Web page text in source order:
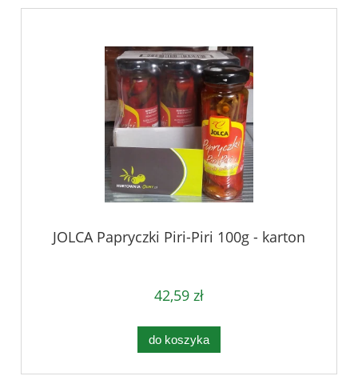
JOLCA Papryczki Piri-Piri 100g - karton
42,59 zł
do koszyka